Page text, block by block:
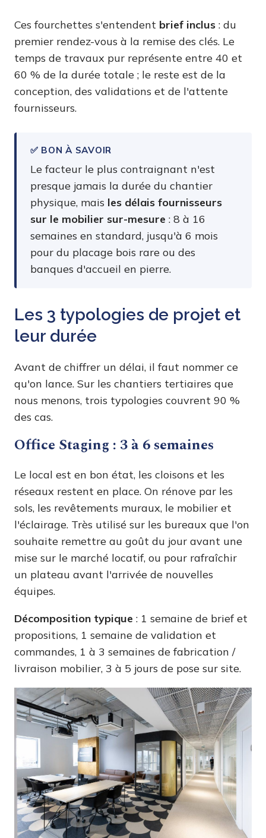
Ces fourchettes s'entendent brief inclus : du
premier rendez-vous à la remise des clés. Le
temps de travaux pur représente entre 40 et
60 % de la durée totale ; le reste est de la
conception, des validations et de l'attente
fournisseurs.
✅ BON À SAVOIR
Le facteur le plus contraignant n'est
presque jamais la durée du chantier
physique, mais les délais fournisseurs
sur le mobilier sur-mesure : 8 à 16
semaines en standard, jusqu'à 6 mois
pour du placage bois rare ou des
banques d'accueil en pierre.
Les 3 typologies de projet et
leur durée
Avant de chiffrer un délai, il faut nommer ce
qu'on lance. Sur les chantiers tertiaires que
nous menons, trois typologies couvrent 90 %
des cas.
Office Staging : 3 à 6 semaines
Le local est en bon état, les cloisons et les
réseaux restent en place. On rénove par les
sols, les revêtements muraux, le mobilier et
l'éclairage. Très utilisé sur les bureaux que l'on
souhaite remettre au goût du jour avant une
mise sur le marché locatif, ou pour rafraîchir
un plateau avant l'arrivée de nouvelles
équipes.
Décomposition typique : 1 semaine de brief et
propositions, 1 semaine de validation et
commandes, 1 à 3 semaines de fabrication /
livraison mobilier, 3 à 5 jours de pose sur site.